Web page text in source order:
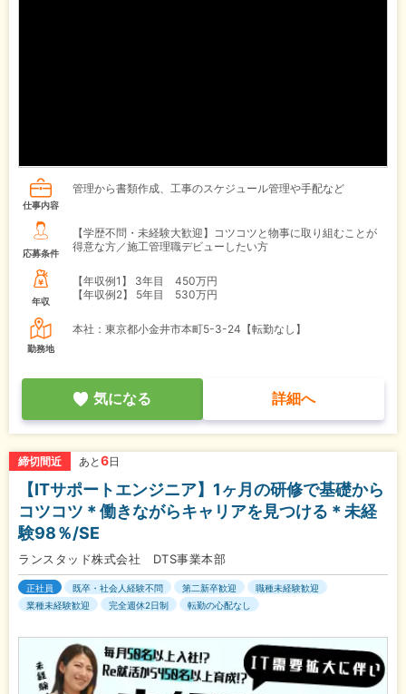
仕事内容
管理から書類作成、工事のスケジュール管理や手配など
応募条件
【学歴不問・未経験大歓迎】コツコツと物事に取り組むことが
得意な方／施工管理職デビューしたい方
年収
【年収例1】
3年目 450万円
【年収例2】
5年目 530万円
勤務地
本社：東京都小金井市本町5-3-24【転勤なし】
気になる 詳細へ
締切間近 あと 6日
【ITサポートエンジニア】1ヶ月の研修で基礎から
コツコツ＊働きながらキャリアを見つける＊未経
験98％/SE
ランスタッド株式会社 DTS事業本部
正社員 既卒・社会人経験不問 第二新卒歓迎
職種未経験歓迎
業種未経験歓迎
完全週休2日制 転勤の心配なし